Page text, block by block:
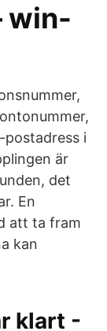
win-
postadress i
är
det
En
att ta fram
kan
klart -